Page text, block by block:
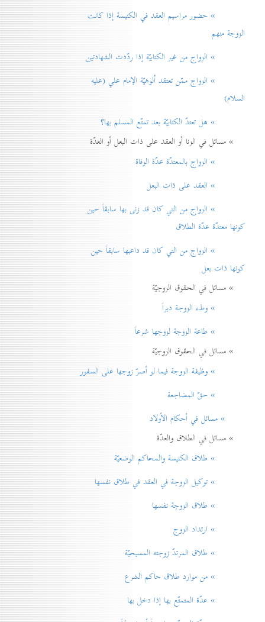
» حضور مراسيم العقد في الكنيسة إذا كانت
الزوجة منهم
» الزواج من غير الكتابيّة إذا ردّدت الشهادتين
» الزواج ممّن تعتقد اُلوهيّة الإمام علي (عليه
السلام)
» هل تعتدّ الكتابيّة بعد تمتّع المسلم بها؟
» مسائل في الزنا أو العقد على ذات البعل أو العدّة
» الزواج بالمعتدّة عدّة الوفاة
» العقد على ذات البعل
» الزواج من التي كان قد زنی بها سابقاً حين
كونها معتدّة عدّة الطلاق
» الزواج من التي كان قد داعبها سابقاً حين
كونها ذات بعل
» مسائل في الحقوق الزوجيّة
» وطء الزوجة دبراً
» طاعة الزوجة لزوجها شرعاً
» مسائل في الحقوق الزوجيّة
» وظيفة الزوجة فيما لو أصرّ زوجها على السفور
» حقّ المضاجعة
» مسائل في أحكام الأولاد
» مسائل في الطلاق والعدّة
» طلاق الكنيسة والمحاكم الوضعيّة
» توكيل الزوجة في العقد في طلاق نفسها
» طلاق الزوجة نفسها
» ارتداد الزوج
» طلاق المرتدّ زوجته المسيحيّة
» من موارد طلاق حاكم الشرع
» عدّة المتمتّع بها إذا دخل بها